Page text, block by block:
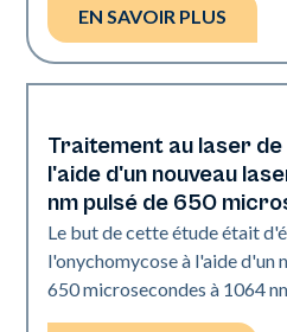
EN SAVOIR PLUS
Ongles
Traitement au laser
l'aide d'un nouveau
nm pulsé de 650
Le but de cette étude était
l'onychomycose à l'aide d'un
650 microsecondes à 1064